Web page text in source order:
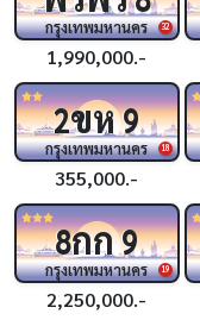
32
กรุงเทพมหานคร
1,990,000.-
18
2ขห9
กรุงเทพมหานคร
355,000.-
19
8กก9
กรุงเทพมหานคร
2,250,000.-